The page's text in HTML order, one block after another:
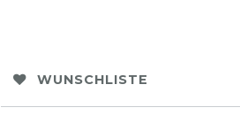
WUNSCHLISTE